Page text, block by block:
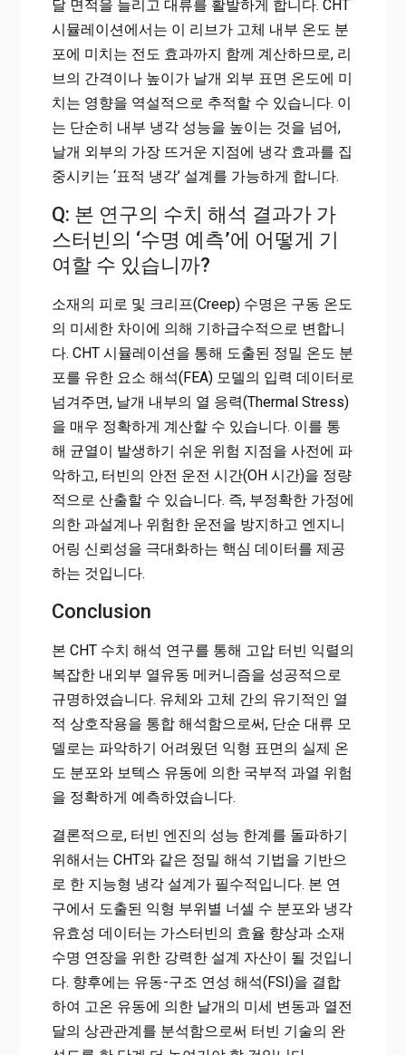
달 면적을 늘리고 대류를 활발하게 합니다. CHT
시뮬레이션에서는 이 리브가 고체 내부 온도 분
포에 미치는 전도 효과까지 함께 계산하므로, 리
브의 간격이나 높이가 날개 외부 표면 온도에 미
치는 영향을 역설적으로 추적할 수 있습니다. 이
는 단순히 내부 냉각 성능을 높이는 것을 넘어,
날개 외부의 가장 뜨거운 지점에 냉각 효과를 집
중시키는 ‘표적 냉각’ 설계를 가능하게 합니다.
Q: 본 연구의 수치 해석 결과가 가
스터빈의 ‘수명 예측’에 어떻게 기
여할 수 있습니까?
소재의 피로 및 크리프(Creep) 수명은 구동 온도
의 미세한 차이에 의해 기하급수적으로 변합니
다. CHT 시뮬레이션을 통해 도출된 정밀 온도 분
포를 유한 요소 해석(FEA) 모델의 입력 데이터로
넘겨주면, 날개 내부의 열 응력(Thermal Stress)
을 매우 정확하게 계산할 수 있습니다. 이를 통
해 균열이 발생하기 쉬운 위험 지점을 사전에 파
악하고, 터빈의 안전 운전 시간(OH 시간)을 정량
적으로 산출할 수 있습니다. 즉, 부정확한 가정에
의한 과설계나 위험한 운전을 방지하고 엔지니
어링 신뢰성을 극대화하는 핵심 데이터를 제공
하는 것입니다.
Conclusion
본 CHT 수치 해석 연구를 통해 고압 터빈 익렬의
복잡한 내외부 열유동 메커니즘을 성공적으로
규명하였습니다. 유체와 고체 간의 유기적인 열
적 상호작용을 통합 해석함으로써, 단순 대류 모
델로는 파악하기 어려웠던 익형 표면의 실제 온
도 분포와 보텍스 유동에 의한 국부적 과열 위험
을 정확하게 예측하였습니다.
결론적으로, 터빈 엔진의 성능 한계를 돌파하기
위해서는 CHT와 같은 정밀 해석 기법을 기반으
로 한 지능형 냉각 설계가 필수적입니다. 본 연
구에서 도출된 익형 부위별 너셀 수 분포와 냉각
유효성 데이터는 가스터빈의 효율 향상과 소재
수명 연장을 위한 강력한 설계 자산이 될 것입니
다. 향후에는 유동-구조 연성 해석(FSI)을 결합
하여 고온 유동에 의한 날개의 미세 변동과 열전
달의 상관관계를 분석함으로써 터빈 기술의 완